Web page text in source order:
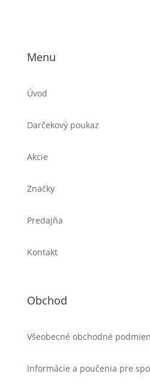
Menu
Úvod
Darčekový poukaz
Akcie
Značky
Predajňa
Kontakt
Obchod
Všeobecné obchodné
Informácie a poučenia pre